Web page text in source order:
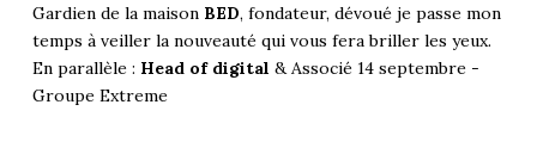
Gardien de la maison BED, fondateur, dévoué je passe mon
temps à veiller la nouveauté qui vous fera briller les yeux.
En parallèle : Head of digital & Associé 14 septembre -
Groupe Extreme